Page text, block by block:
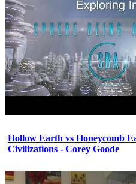
Hollow Earth vs Honeycomb
Civilizations - Corey Goode